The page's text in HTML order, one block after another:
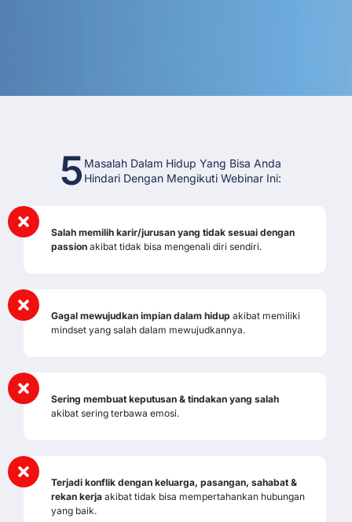
5 Masalah Dalam Hidup Yang Bisa Anda
Hindari Dengan Mengikuti Webinar Ini:
Salah memilih karir/jurusan yang tidak sesuai dengan
passion akibat tidak bisa mengenali diri sendiri.
Gagal mewujudkan impian dalam hidup akibat memiliki
mindset yang salah dalam mewujudkannya.
Sering membuat keputusan & tindakan yang salah
akibat sering terbawa emosi.
Terjadi konflik dengan keluarga, pasangan, sahabat &
rekan kerja akibat tidak bisa mempertahankan hubungan
yang baik.